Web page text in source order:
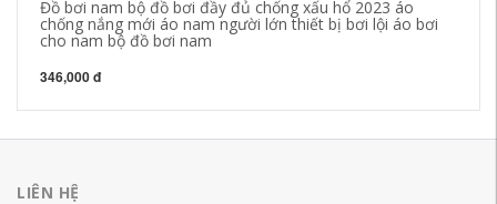
Đồ bơi nam bộ đồ bơi đầy đủ chống xấu hổ 2023 áo
chống nắng mới áo nam người lớn thiết bị bơi lội áo bơi
cho nam bộ đồ bơi nam
346,000 đ
LIÊN HỆ